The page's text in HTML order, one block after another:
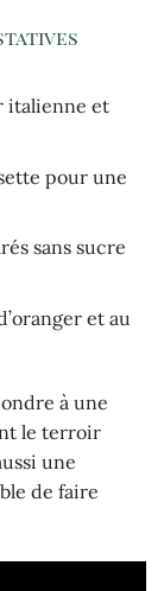
italienne et
pour une
sans sucre
et au
à une
le terroir
une
de faire